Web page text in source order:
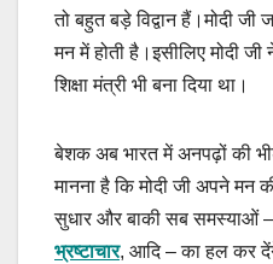
तो बहुत बड़े विद्वान हैं।मोदी जी
मन में होती है।इसीलिए मोदी
शिक्षा मंत्री भी बना दिया था।
बेशक अब भारत में अनपढ़ों की
मानना है कि मोदी जी अपने मन
सुधार और बाकी सब समस्याओं –
भ्रष्टाचार, आदि – का हल कर